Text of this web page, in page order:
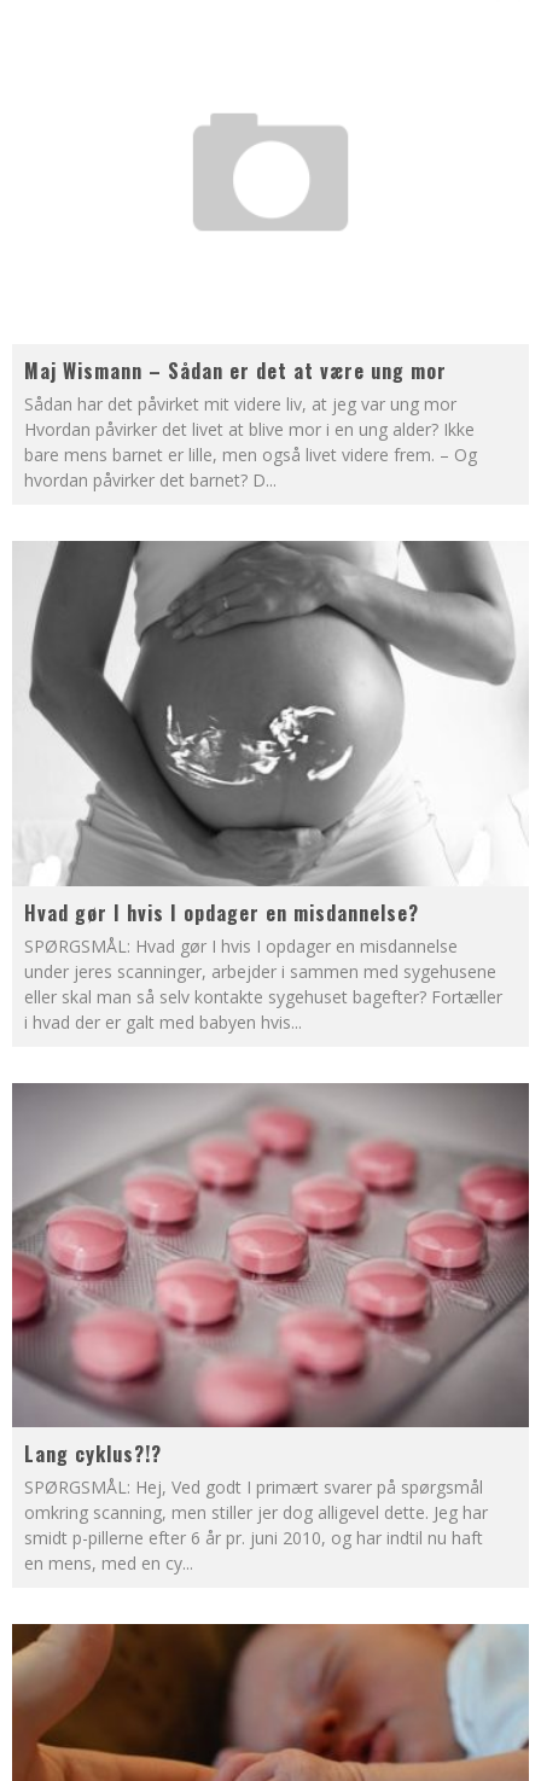
Maj Wismann – Sådan er det at være ung mor
Sådan har det påvirket mit videre liv, at jeg var ung mor
Hvordan påvirker det livet at blive mor i en ung alder? Ikke
bare mens barnet er lille, men også livet videre frem. – Og
hvordan påvirker det barnet? D...
Hvad gør I hvis I opdager en misdannelse?
SPØRGSMÅL: Hvad gør I hvis I opdager en misdannelse
under jeres scanninger, arbejder i sammen med sygehusene
eller skal man så selv kontakte sygehuset bagefter? Fortæller
i hvad der er galt med babyen hvis...
Lang cyklus?!?
SPØRGSMÅL: Hej, Ved godt I primært svarer på spørgsmål
omkring scanning, men stiller jer dog alligevel dette. Jeg har
smidt p-pillerne efter 6 år pr. juni 2010, og har indtil nu haft
en mens, med en cy...